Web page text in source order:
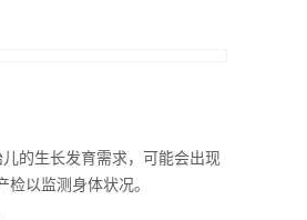
的生长发育需求，可能会出现
以监测身体状况。